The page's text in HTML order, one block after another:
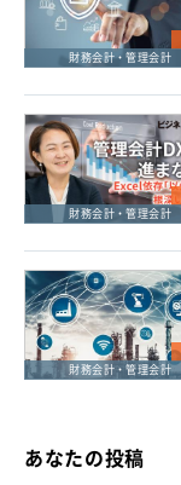
財務会計・管理会計
財務会計・管理会計
財務会計・管理会計
あなたの投稿